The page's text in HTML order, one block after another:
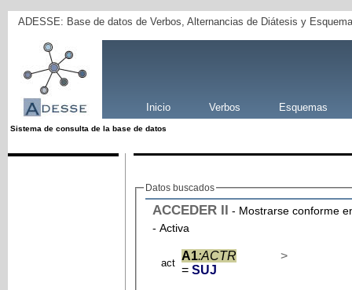
ADESSE: Base de datos de Verbos, Alternancias de Diátesis y
Inicio Verbos Esquemas
Sistema de consulta de la base de datos
Datos buscados
ACCEDER II - Mostrarse conforme
- Activa
act
A1:ACTR
= SUJ
>